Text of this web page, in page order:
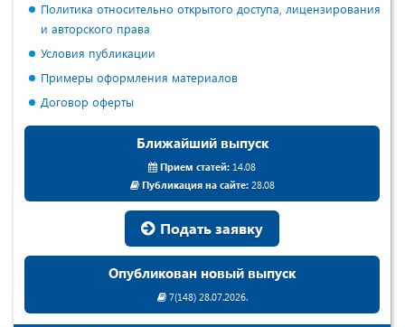
Политика относительно открытого доступа, лицензирования
и авторского права
Условия публикации
Примеры оформления материалов
Договор оферты
Ближайший выпуск
Прием статей: 14.08
Публикация на сайте:28.08
Подать заявку
Опубликован новый выпуск
7(148) 28.07.2026.